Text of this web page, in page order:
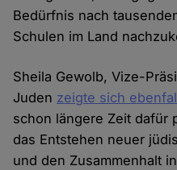
Bedürfnis nach
Schulen im Land
Sheila Gewolb, Vize-
Juden zeigte sich
schon längere Zeit dafür
das Entstehen neuer
und den Zusammenhalt